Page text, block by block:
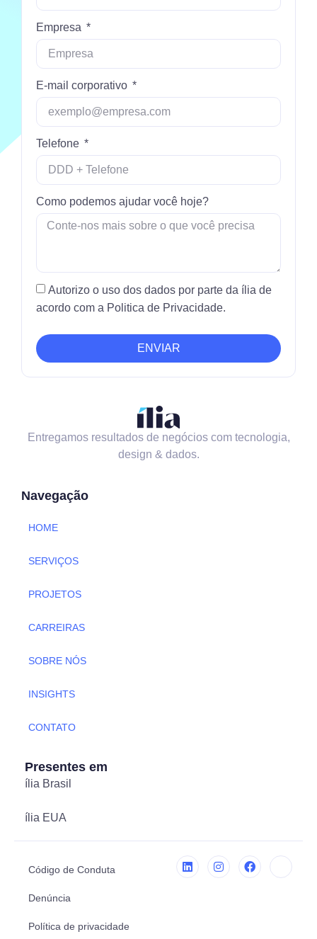
Empresa
E-mail corporativo
Telefone
Como podemos ajudar você hoje?
Autorizo o uso dos dados por parte da ília de
acordo com a Politica de Privacidade.
ENVIAR
Entregamos resultados de negócios com tecnologia,
design & dados.
Navegação
HOME
SERVIÇOS
PROJETOS
CARREIRAS
SOBRE NÓS
INSIGHTS
CONTATO
Presentes em
ília Brasil
ília EUA
Código de Conduta
Denúncia
Política de privacidade